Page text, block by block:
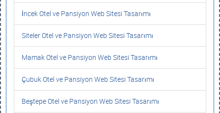
İncek Otel ve Pansiyon Web Sitesi Tasarımı
Siteler Otel ve Pansiyon Web Sitesi Tasarımı
Mamak Otel ve Pansiyon Web Sitesi Tasarımı
Çubuk Otel ve Pansiyon Web Sitesi Tasarımı
Beştepe Otel ve Pansiyon Web Sitesi Tasarımı